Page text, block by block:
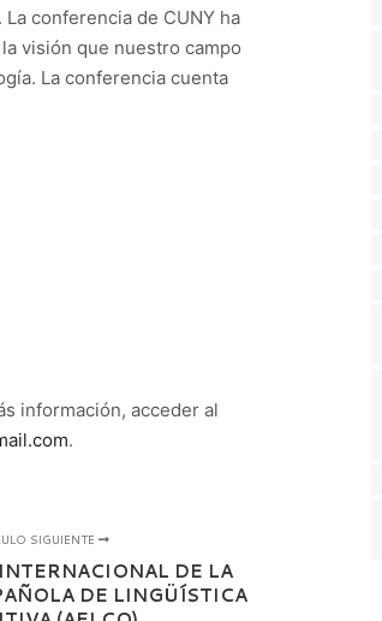
conferencia de CUNY ha
visión que nuestro campo
La conferencia cuenta
información, acceder al
.
SIGUIENTE
DE LA
DE LINGÜÍSTICA